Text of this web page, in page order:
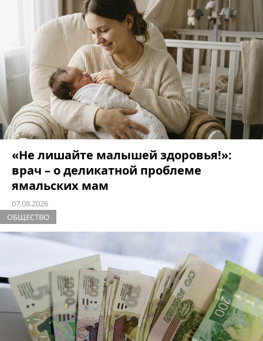
«Не лишайте малышей здоровья!»:
врач – о деликатной проблеме
ямальских мам
07.08.2026
ОБЩЕСТВО